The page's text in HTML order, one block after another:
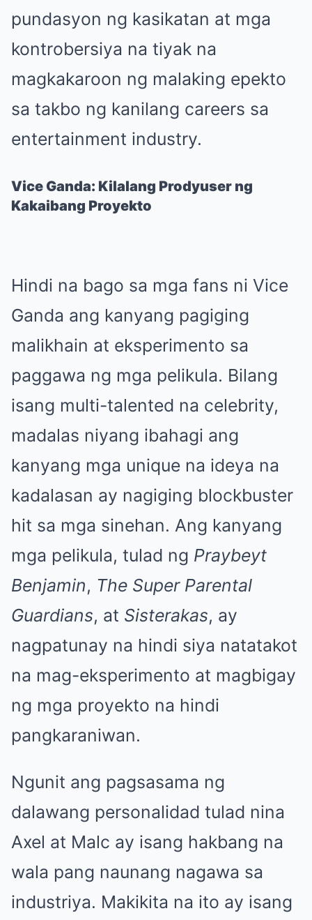
pundasyon ng kasikatan at mga
kontrobersiya na tiyak na
magkakaroon ng malaking epekto
sa takbo ng kanilang careers sa
entertainment industry.
Vice Ganda: Kilalang Prodyuser ng
Kakaibang Proyekto
Hindi na bago sa mga fans ni Vice
Ganda ang kanyang pagiging
malikhain at eksperimento sa
paggawa ng mga pelikula. Bilang
isang multi-talented na celebrity,
madalas niyang ibahagi ang
kanyang mga unique na ideya na
kadalasan ay nagiging blockbuster
hit sa mga sinehan. Ang kanyang
mga pelikula, tulad ng Praybeyt
Benjamin, The Super Parental
Guardians, at Sisterakas, ay
nagpatunay na hindi siya natatakot
na mag-eksperimento at magbigay
ng mga proyekto na hindi
pangkaraniwan.
Ngunit ang pagsasama ng
dalawang personalidad tulad nina
Axel at Malc ay isang hakbang na
wala pang naunang nagawa sa
industriya. Makikita na ito ay isang